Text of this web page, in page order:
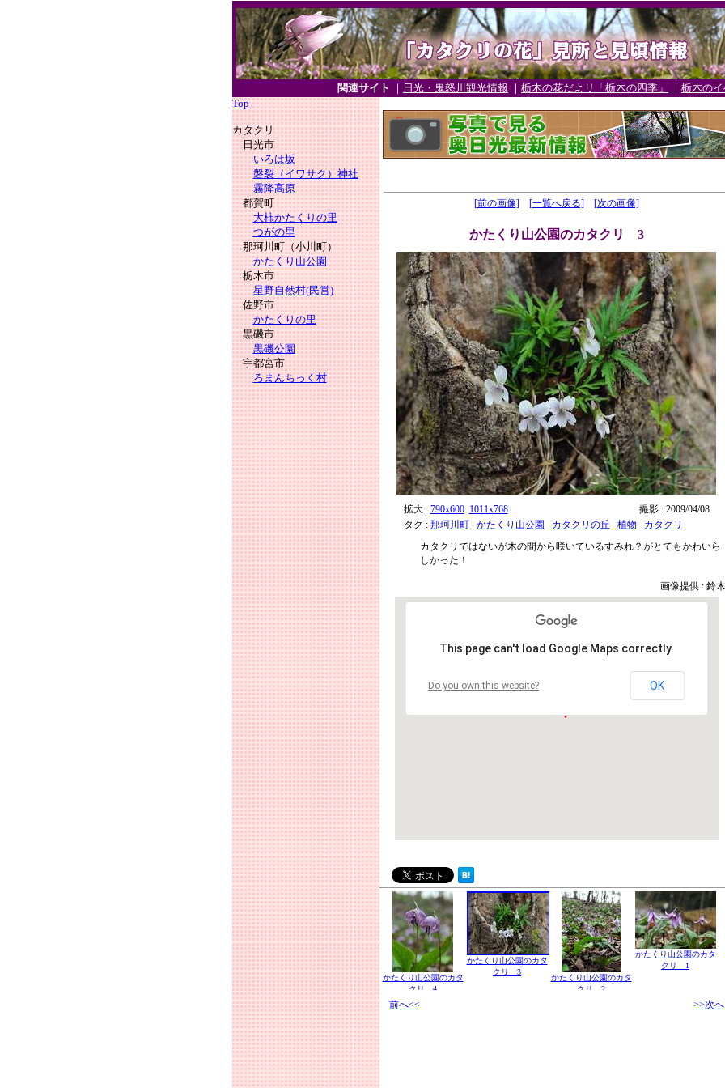
関連サイト ｜ 日光・鬼怒川観光情報 ｜ 栃木の花だよリ「栃木の四季」 ｜ 栃木の
Top
カタクリ
日光市
いろは坂
磐裂（イワサク）神社
霧降高原
都賀町
大柿かたくりの里
つがの里
那珂川町（小川町）
かたくり山公園
栃木市
星野自然村(民営)
佐野市
かたくりの里
黒磯市
黒磯公園
宇都宮市
ろまんちっく村
[前の画像] [一覧へ戻る] [次の画像]
かたくり山公園のカタクリ 3
拡大 : 790x600 1011x768
撮影 : 2009/04/08
タグ : 那珂川町 かたくり山公園 カタクリの丘 植物
カタクリ
カタクリではないが木の間から咲いているすみれ？がとてもかわいら
しかった！
画像提供 : 鈴木
This page can't load Google Maps correctly.
Do you own this website? OK
かたくり山公園のカタ
クリ 4
かたくり山公園のカタ
クリ 3
かたくり山公園のカタ
クリ 2
かたくり山公園のカタ
クリ 1
前へ<< >>次へ